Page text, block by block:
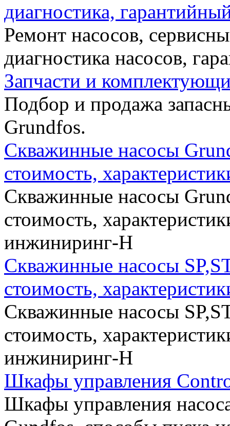
диагностика,
Ремонт насосов,
диагностика насосов,
Запчасти и
Подбор и продажа
Grundfos.
Cкважинные насосы
стоимость,
Скважинные насосы
стоимость,
инжиниринг-Н
Скважинные насосы
стоимость,
Скважинные насосы
стоимость,
инжиниринг-Н
Шкафы управления
Шкафы управления